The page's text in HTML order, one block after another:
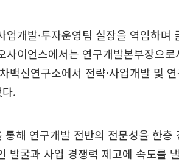
개발·투자운영팀 실장을 역임하며
이언스에서는 연구개발본부장으로
백신연구소에서 전략·사업개발 및
.
해 연구개발 전반의 전문성을 한층
발굴과 사업 경쟁력 제고에 속도를